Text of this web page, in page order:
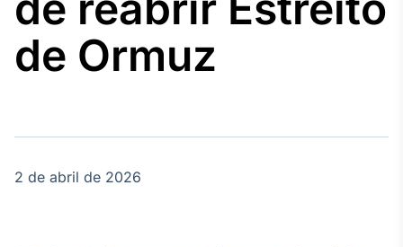
Agro
Tudo sobre o
agronegócio
Broadcast
de Ormuz
2 de abril de 2026